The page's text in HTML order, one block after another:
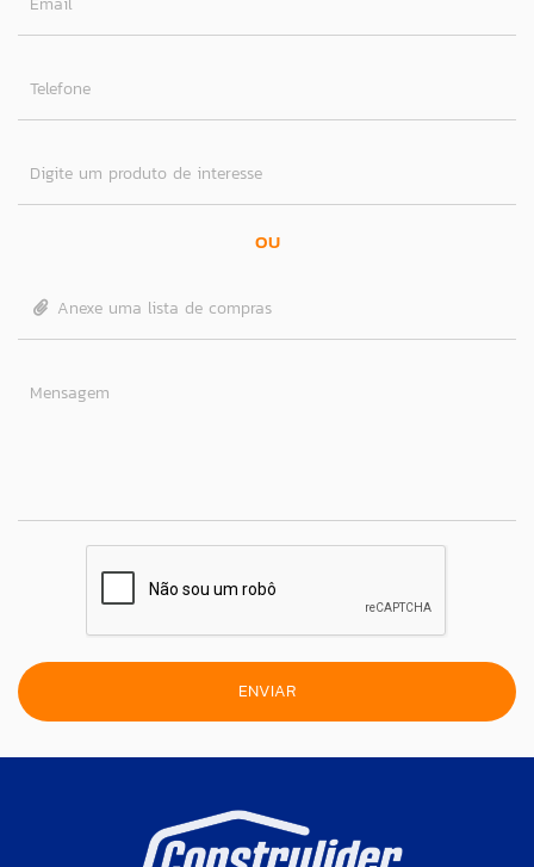
Telefone
Digite um produto de interesse
OU
Anexe uma lista de compras
Mensagem